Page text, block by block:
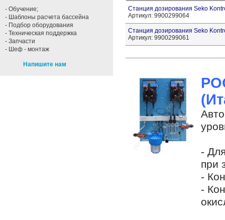
Станция дозирования Seko
Артикул: 9900299064
Станция дозирования Seko
Артикул: 9900299061
-
при
-
-
- Обучение;
- Шаблоны расчета бассейна
- Подбор оборудования
- Техническая поддержка
- Запчасти
- Шеф - монтаж
Напишите нам